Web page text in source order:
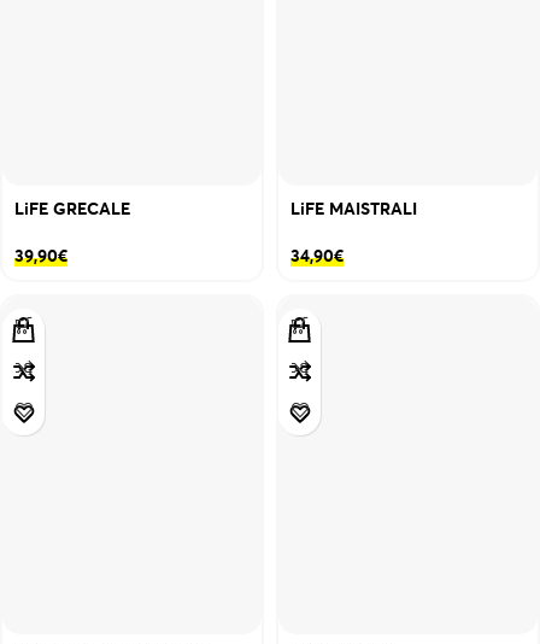
LiFE GRECALE
39,90€
LiFE MAISTRALI
34,90€